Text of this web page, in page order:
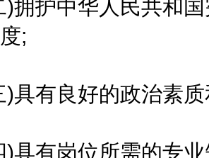
护中华人民共和国
;
有良好的政治素质
有岗位所需的专业